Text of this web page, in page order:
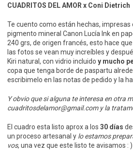
CUADRITOS DEL AMOR x Coni Dietrich
Te cuento como están hechas, impresas
pigmento mineral Canon Lucía Ink en
240 grs, de origen francés, esto hace
las fotos se vean muy increíbles y
Kiri natural, con vidrio incluido y mucho
copa que tenga borde de paspartu
escribimelo en las notas de pedido y la
Y obvio que si alguna te interesa en otra
cuadritosdelamor@gmail.comy la
El cuadro esta listo aprox a los 30 días
un proceso artesanal y lo estamos
vos, una vez que este listo te avisamos : )